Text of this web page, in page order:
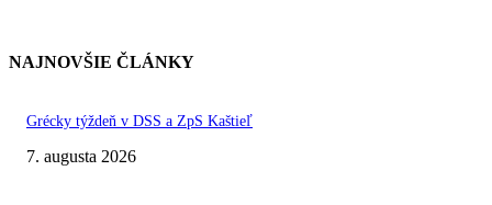
NAJNOVŠIE ČLÁNKY
Grécky týždeň v DSS a ZpS Kaštieľ
7. augusta 2026